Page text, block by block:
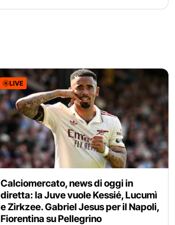
LIVE
Calciomercato, news di oggi in
diretta: la Juve vuole Kessié, Lucumì
e Zirkzee. Gabriel Jesus per il Napoli,
Fiorentina su Pellegrino